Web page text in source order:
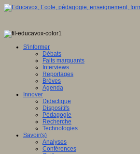
S'informer
Débats
Faits marquants
Interviews
Reportages
Brèves
Agenda
Innover
Didactique
Dispositifs
Pédagogie
Recherche
Technologies
Savoir(s)
Analyses
Conférences